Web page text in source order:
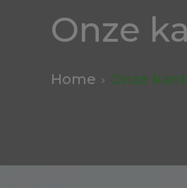
Onze
Home Onze